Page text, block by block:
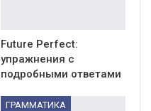
Future Perfect:
упражнения с
подробными ответами
ГРАММАТИКА